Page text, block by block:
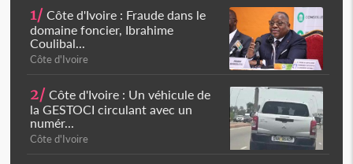
1/ Côte d'Ivoire : Fraude dans le
domaine foncier, Ibrahime
Coulibal...
Côte d'Ivoire
2/ Côte d'Ivoire : Un véhicule de
la GESTOCI circulant avec un
numér...
Côte d'Ivoire